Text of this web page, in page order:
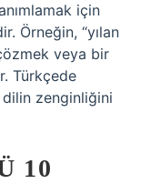
için
Örneğin, “yılan
veya bir
Türkçede
dilin zenginliğini
10